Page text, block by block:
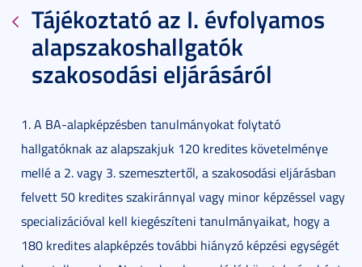
Tájékoztató az I. évfolyamos
alapszakoshallgatók
szakosodási eljárásáról
1. A BA-alapképzésben tanulmányokat folytató
hallgatóknak az alapszakjuk 120 kredites követelménye
mellé a 2. vagy 3. szemesztertől, a szakosodási eljárásban
felvett 50 kredites szakiránnyal vagy minor képzéssel vagy
specializációval kell kiegészíteni tanulmányaikat, hogy a
180 kredites alapképzés további hiányzó képzési egységét